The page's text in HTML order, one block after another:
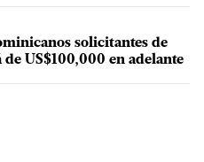
solicitantes de
de US$100,000 en adelante